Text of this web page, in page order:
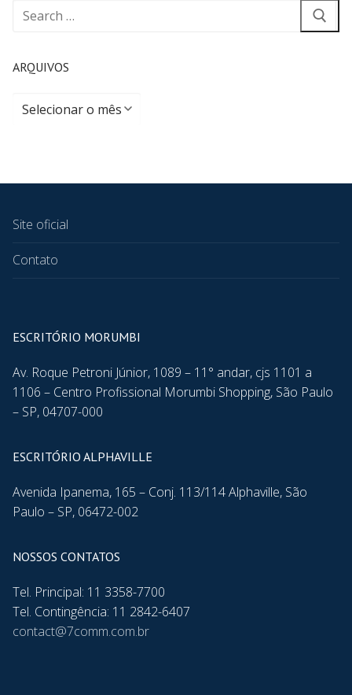
ARQUIVOS
Site oficial
Contato
ESCRITÓRIO MORUMBI
Av. Roque Petroni Júnior, 1089 – 11° andar, cjs 1101 a
1106 – Centro Profissional Morumbi Shopping, São Paulo
– SP, 04707-000
ESCRITÓRIO ALPHAVILLE
Avenida Ipanema, 165 – Conj. 113/114 Alphaville, São
Paulo – SP, 06472-002
NOSSOS CONTATOS
Tel. Principal: 11 3358-7700
Tel. Contingência: 11 2842-6407
contact@7comm.com.br